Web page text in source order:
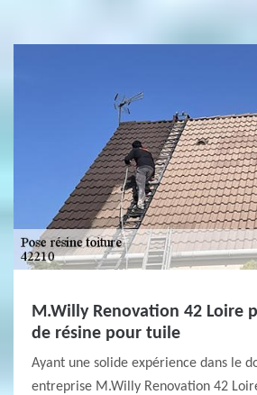
M.Willy Renovation 42 Loire
de résine pour tuile
Ayant une solide expérience dans le
entreprise M.Willy Renovation 42